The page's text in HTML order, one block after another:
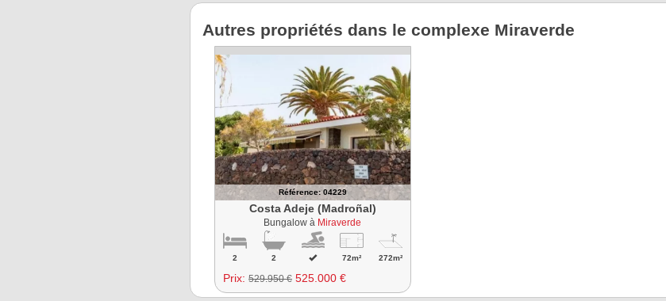
Autres propriétés dans le complexe Miraverde
Référence: 04229
Costa Adeje (Madroñal)
Bungalow à Miraverde
2 2 72m² 272m²
Prix: 529.950 € 525.000 €